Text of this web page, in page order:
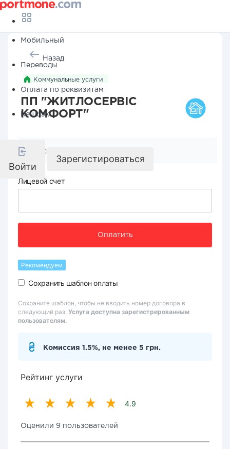
Мобильный
Переводы
Оплата по реквизитам
Кешбэк
Войти
Зарегистироваться
Назад
Коммунальные услуги
ПП "ЖИТЛОСЕРВІС
КОМФОРТ"
Реквизиты компании
Лицевой счет
Оплатить
Рекомендуем
Сохранить шаблон оплаты
Сохраните шаблон, чтобы не вводить номер договора в
следующий раз. Услуга доступна зарегистрированным
пользователям.
Комиссия 1.5%, не менее 5 грн.
Рейтинг услуги
4.9
Оценили 9 пользователей